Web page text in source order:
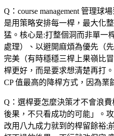
Q：course management 管理球
是用策略安排每一桿，最大化
猛。核心是:打整個洞而非單一
處理）、以避開麻煩為優先（
完美（有時穩穩三桿上果嶺比
桿更好，而是要求想清楚再打
CP 值最高的降桿方式，因為業
Q：選桿要怎麼決策才不會浪費
後果，不只看成功的可能」。
改用八九成力就到的桿留餘裕;